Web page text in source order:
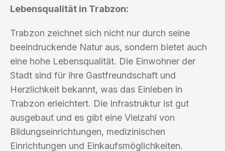
Lebensqualität in Trabzon:
Trabzon zeichnet sich nicht nur durch seine
beeindruckende Natur aus, sondern bietet auch
eine hohe Lebensqualität. Die Einwohner der
Stadt sind für ihre Gastfreundschaft und
Herzlichkeit bekannt, was das Einleben in
Trabzon erleichtert. Die Infrastruktur ist gut
ausgebaut und es gibt eine Vielzahl von
Bildungseinrichtungen, medizinischen
Einrichtungen und Einkaufsmöglichkeiten.